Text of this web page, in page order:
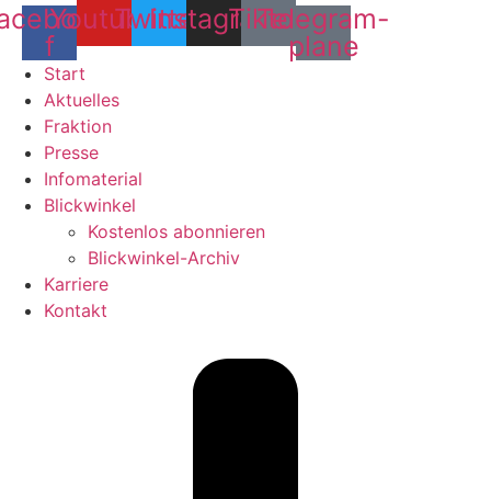
f
YoutubeTwitter
Instagram
Tiktok
Telegram-
plane
Start
Aktuelles
Fraktion
Presse
Infomaterial
Blickwinkel
Kostenlos abonnieren
Blickwinkel-Archiv
Karriere
Kontakt